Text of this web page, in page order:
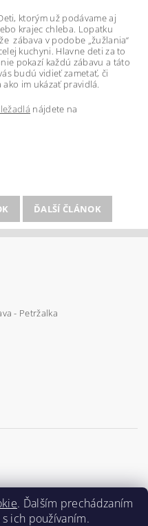
ktorým už podávame aj
krajec chleba. Lopatku
zábava v podobe „žužlania“
kuchyni. Hlavne deti za to
pokazí každú zábavu a táto
budú vidieť zametať, či
im ukázať pravidlá.
nájdete na
ĎALŠÍ ČLÁNOK
- Petržalka
. Ďalším prechádzaním
ich používaním.